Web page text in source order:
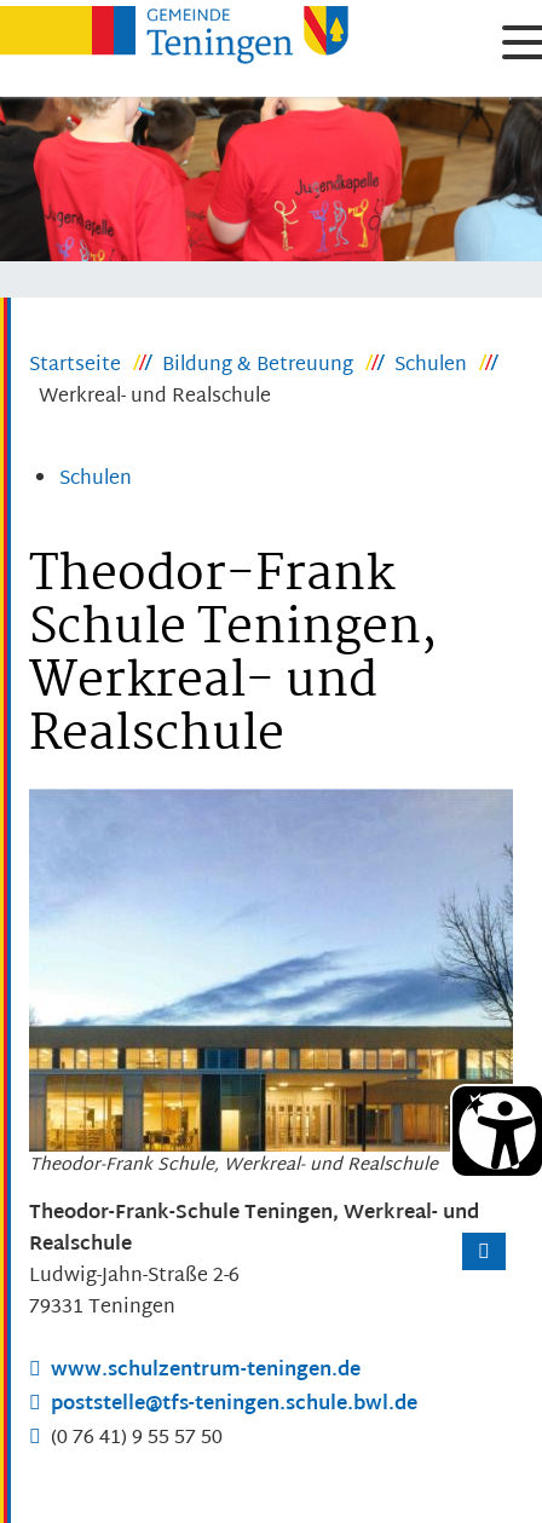
Startseite Bildung & Betreuung
Schulen
Werkreal- und Realschule
Schulen
Theodor-Frank
Schule Teningen,
Werkreal- und
Realschule
Theodor-Frank Schule, Werkreal- und Realschule
Theodor-Frank-Schule Teningen, Werkreal- und
Realschule
Ludwig-Jahn-Straße 2-6
79331Teningen
www.schulzentrum-teningen.de
poststelle@tfs-teningen.schule.bwl.de
(07641) 9555750